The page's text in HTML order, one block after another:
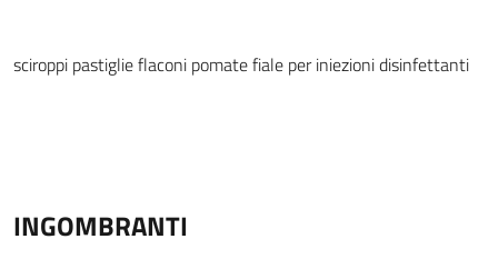
sciroppi pastiglieflaconi pomatefiale per iniezionidisinfettanti
INGOMBRANTI